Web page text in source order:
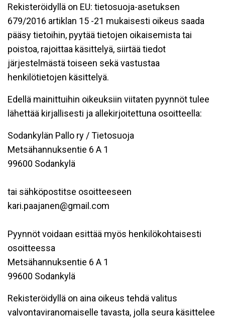
Rekisteröidyllä on EU: tietosuoja-asetuksen
679/2016 artiklan 15 -21 mukaisesti oikeus saada
pääsy tietoihin, pyytää tietojen oikaisemista tai
poistoa, rajoittaa käsittelyä, siirtää tiedot
järjestelmästä toiseen sekä vastustaa
henkilötietojen käsittelyä.
Edellä mainittuihin oikeuksiin viitaten pyynnöt tulee
lähettää kirjallisesti ja allekirjoitettuna osoitteella:
Sodankylän Pallo ry / Tietosuoja
Metsähannuksentie 6 A 1
99600 Sodankylä
tai sähköpostitse osoitteeseen
kari.paajanen@gmail.com
Pyynnöt voidaan esittää myös henkilökohtaisesti
osoitteessa
Metsähannuksentie 6 A 1
99600 Sodankylä
Rekisteröidyllä on aina oikeus tehdä valitus
valvontaviranomaiselle tavasta, jolla seura käsittelee